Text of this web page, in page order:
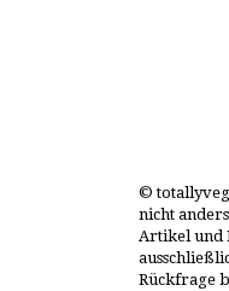
©
nicht
Artikel und
Rückfrage